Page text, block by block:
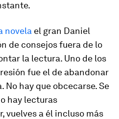
novela el gran Daniel
de consejos fuera de lo
la lectura. Uno de los
fue el de abandonar
No hay que obcecarse. Se
hay lecturas
vuelves a él incluso más